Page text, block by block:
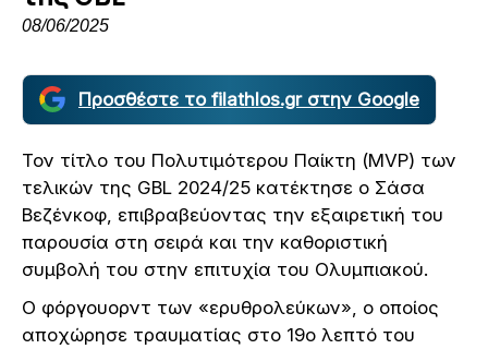
08/06/2025
Προσθέστε το filathlos.gr στην Google
Τον τίτλο του Πολυτιμότερου Παίκτη (MVP) των
τελικών της GBL 2024/25 κατέκτησε ο Σάσα
Βεζένκοφ, επιβραβεύοντας την εξαιρετική του
παρουσία στη σειρά και την καθοριστική
συμβολή του στην επιτυχία του Ολυμπιακού.
Ο φόργουορντ των «ερυθρολεύκων», ο οποίος
αποχώρησε τραυματίας στο 19ο λεπτό του